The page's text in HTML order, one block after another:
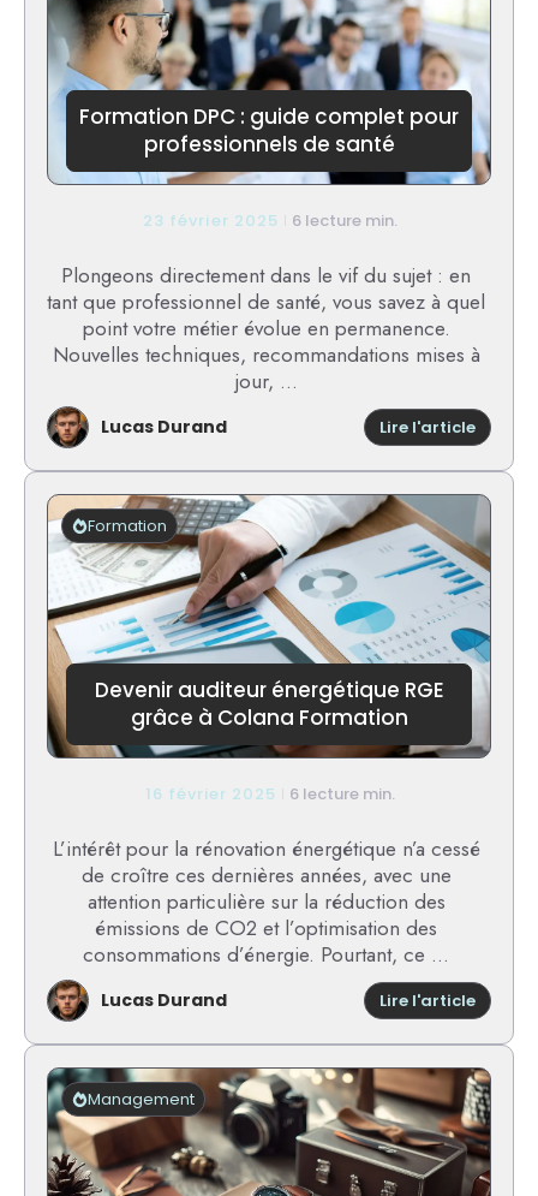
à
Formation DPC : guide complet pour
professionnels de santé
23 février 2025 6 lecture min.
Plongeons directement dans le vif du sujet : en
tant que professionnel de santé, vous savez à quel
point votre métier évolue en permanence.
Nouvelles techniques, recommandations mises à
jour, ...
Lucas Durand Lire l'article:
DPC
:
pour
de
santé
Devenir auditeur énergétique RGE
grâce à Colana Formation
Formation
16 février 2025 6 lecture min.
L’intérêt pour la rénovation énergétique n’a cessé
de croître ces dernières années, avec une
attention particulière sur la réduction des
émissions de CO2 et l’optimisation des
consommations d’énergie. Pourtant, ce ...
Lucas Durand Lire l'article:
Devenir
RGE
grâce
à
Colana
Management